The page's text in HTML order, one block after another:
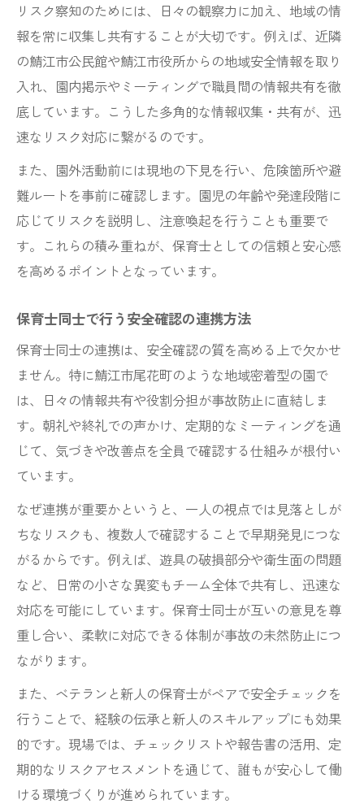
とめ
保育士の視点から見る現場の改善事例紹介
安全確認を続ける保育士の習慣と工夫
保育士が保護者に伝える安心への取り組み
地域連携で広がる保育士の安全管理の輪
リスク察知のためには、日々の観察力に加え、地域の情
報を常に収集し共有することが大切です。例えば、近隣
の鯖江市公民館や鯖江市役所からの地域安全情報を取り
入れ、園内掲示やミーティングで職員間の情報共有を徹
底しています。こうした多角的な情報収集・共有が、迅
速なリスク対応に繋がるのです。
また、園外活動前には現地の下見を行い、危険箇所や避
難ルートを事前に確認します。園児の年齢や発達段階に
応じてリスクを説明し、注意喚起を行うことも重要で
す。これらの積み重ねが、保育士としての信頼と安心感
を高めるポイントとなっています。
保育士同士で行う安全確認の連携方法
保育士同士の連携は、安全確認の質を高める上で欠かせ
ません。特に鯖江市尾花町のような地域密着型の園で
は、日々の情報共有や役割分担が事故防止に直結しま
す。朝礼や終礼での声かけ、定期的なミーティングを通
じて、気づきや改善点を全員で確認する仕組みが根付い
ています。
なぜ連携が重要かというと、一人の視点では見落としが
ちなリスクも、複数人で確認することで早期発見につな
がるからです。例えば、遊具の破損部分や衛生面の問題
など、日常の小さな異変もチーム全体で共有し、迅速な
対応を可能にしています。保育士同士が互いの意見を尊
重し合い、柔軟に対応できる体制が事故の未然防止につ
ながります。
また、ベテランと新人の保育士がペアで安全チェックを
行うことで、経験の伝承と新人のスキルアップにも効果
的です。現場では、チェックリストや報告書の活用、定
期的なリスクアセスメントを通じて、誰もが安心して働
ける環境づくりが進められています。